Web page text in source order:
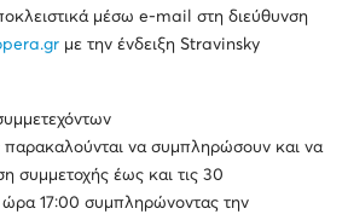
μέσω e-mail στη διεύθυνση
με την ένδειξη Stravinsky
παρακαλούνται να συμπληρώσουν και να
συμμετοχής έως και τις 30
ώρα 17:00 συμπληρώνοντας την